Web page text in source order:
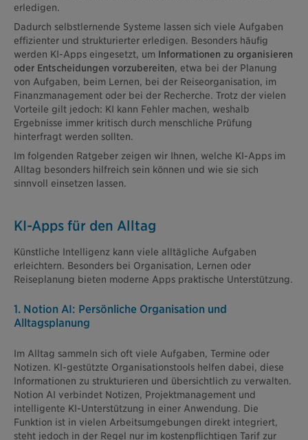
erledigen.
Dadurch selbstlernende Systeme lassen sich viele Aufgaben
effizienter und strukturierter erledigen. Besonders häufig
werden KI-Apps eingesetzt, um Informationen zu organisieren
oder Entscheidungen vorzubereiten, etwa bei der Planung
von Aufgaben, beim Lernen, bei der Reiseorganisation, im
Finanzmanagement oder bei der Recherche. Trotz der vielen
Vorteile gilt jedoch: KI kann Fehler machen, weshalb
Ergebnisse immer kritisch durch menschliche Prüfung
hinterfragt werden sollten.
Im folgenden Ratgeber zeigen wir Ihnen, welche KI-Apps im
Alltag besonders hilfreich sein können und wie sie sich
sinnvoll einsetzen lassen.
KI-Apps für den Alltag
Künstliche Intelligenz kann viele alltägliche Aufgaben
erleichtern. Besonders bei Organisation, Lernen oder
Reiseplanung bieten moderne Apps praktische Unterstützung.
1. Notion AI: Persönliche Organisation und
Alltagsplanung
Im Alltag sammeln sich oft viele Aufgaben, Termine oder
Notizen. KI-gestützte Organisationstools helfen dabei, diese
Informationen zu strukturieren und übersichtlich zu verwalten.
Notion AI verbindet Notizen, Projektmanagement und
intelligente KI-Unterstützung in einer Anwendung. Die
Funktion ist in vielen Arbeitsumgebungen direkt integriert,
steht jedoch in der Regel nur im kostenpflichtigen Tarif zur